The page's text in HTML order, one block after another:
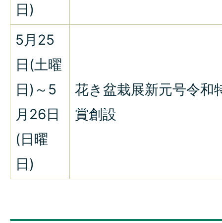
日)
5月25
日(土曜
日)～5
月26日
(日曜
日)
花き盆栽展新元号令和
賞創設